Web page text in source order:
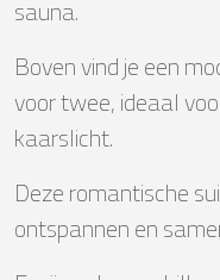
sauna.
Boven vind je een
voor twee, ideaal
kaarslicht.
Deze romantische
ontspannen en